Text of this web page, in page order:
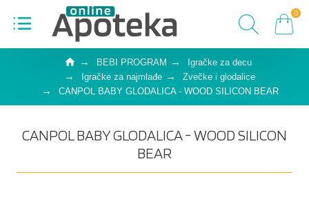
0
BEBI PROGRAM
Igračke za decu
Igračke za najmlađe
Zvečke i glodalice
CANPOL BABY GLODALICA - WOOD SILICON BEAR
CANPOL BABY GLODALICA - WOOD SILICON
BEAR